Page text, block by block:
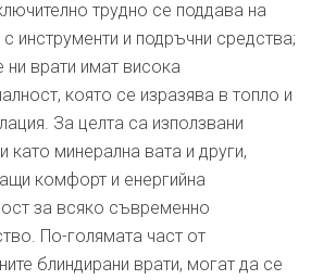
трудно се поддава на
инструменти и подръчни средства;
ни врати имат висока
която се изразява в топло и
За целта са използвани
като минерална вата и други,
комфорт и енергийна
за всяко съвременно
По-голямата част от
блиндирани врати, могат да се